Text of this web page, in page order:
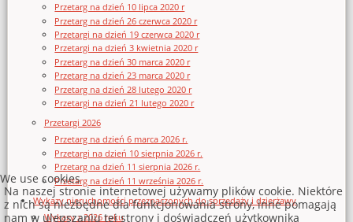
Przetarg na dzień 10 lipca 2020 r
Przetarg na dzień 26 czerwca 2020 r
Przetargi na dzień 19 czerwca 2020 r
Przetargi na dzień 3 kwietnia 2020 r
Przetarg na dzień 30 marca 2020 r
Przetarg na dzień 23 marca 2020 r
Przetarg na dzień 28 lutego 2020 r
Przetargi na dzień 21 lutego 2020 r
Przetargi 2026
Przetarg na dzień 6 marca 2026 r.
Przetargi na dzień 10 sierpnia 2026 r.
Przetarg na dzień 11 sierpnia 2026 r.
Przetarg na dzień 11 września 2026 r.
Wykazy nieruchomości przeznaczonych do sprzedaży i dzierżawy
Wykazy z 2026 roku
We use cookies
Na naszej stronie internetowej używamy plików cookie. Niektóre
z nich są niezbędne dla funkcjonowania strony, inne pomagają
nam w ulepszaniu tej strony i doświadczeń użytkownika